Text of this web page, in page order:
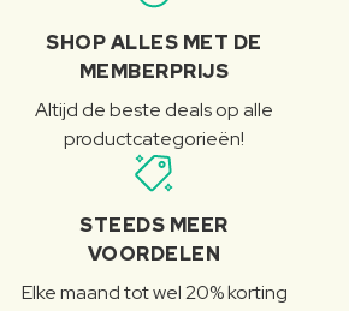
SHOP ALLES MET DE
MEMBERPRIJS
Altijd de beste deals op alle
productcategorieën!
STEEDS MEER
VOORDELEN
Elke maand tot wel 20% korting